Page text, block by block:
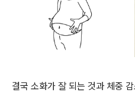
결국 소화가 잘 되는 것과 체중